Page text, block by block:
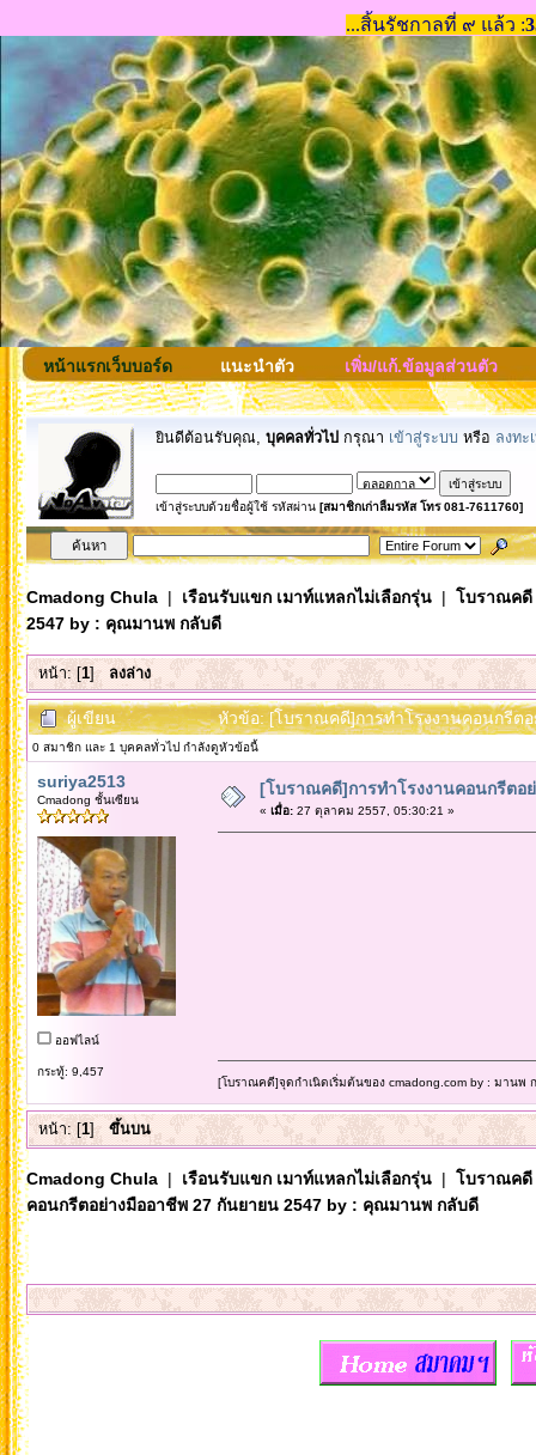
หน้าแรกเว็บบอร์ด แนะนำตัว เพิ่ม/แก้.ข้อมูลส่วนตัว
ยินดีต้อนรับคุณ, บุคคลทั่วไป กรุณา เข้าสู่ระบบ หรือ ลงทะ
เข้าสู่ระบบด้วยชื่อผู้ใช้ รหัสผ่าน [สมาชิกเก่าลืมรหัส โทร 081-7611760]
Cmadong Chula| เรือนรับแขก เมาท์แหลกไม่เลือกรุ่น| โบราณคดี
2547 by : คุณมานพ กลับดี
หน้า: [1] ลงล่าง
ผู้เขียน หัวข้อ: [โบราณคดี]การทำโรงงานคอนกรีต
0 สมาชิก และ 1 บุคคลทั่วไป กำลังดูหัวข้อนี้
suriya2513
Cmadong ชั้นเซียน
ออฟไลน์
กระทู้: 9,457
[โบราณคดี]การทำโรงงานคอนกรีต
« เมื่อ:27 ตุลาคม 2557, 05:30:21 »
[โบราณคดี]จุดกำเนิดเริ่มต้นของ cmadong.com by : มานพ
หน้า: [1] ขึ้นบน
Cmadong Chula| เรือนรับแขก เมาท์แหลกไม่เลือกรุ่น| โบราณคดี
คอนกรีตอย่างมืออาชีพ 27 กันยายน 2547 by : คุณมานพ กลับดี